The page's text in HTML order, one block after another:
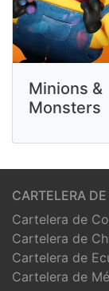
Minions &
Monsters
CARTELERA
Cartelera de
Cartelera de
Cartelera de
Cartelera de